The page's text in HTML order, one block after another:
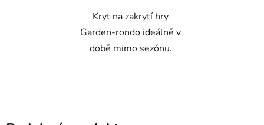
Kryt na zakrytí hry
Garden-rondo ideálně v
době mimo sezónu.